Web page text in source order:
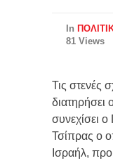
In
81 Views
Τις στενές
διατηρήσει
συνεχίσει
Τσίπρας ο
Ισραήλ,